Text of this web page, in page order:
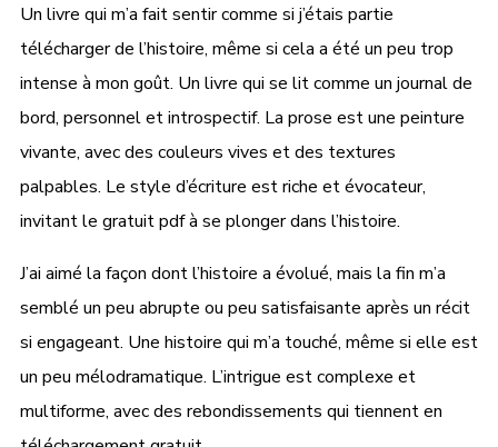
Un livre qui m’a fait sentir comme si j’étais partie
télécharger de l’histoire, même si cela a été un peu trop
intense à mon goût. Un livre qui se lit comme un journal de
bord, personnel et introspectif. La prose est une peinture
vivante, avec des couleurs vives et des textures
palpables. Le style d’écriture est riche et évocateur,
invitant le gratuit pdf à se plonger dans l’histoire.
J’ai aimé la façon dont l’histoire a évolué, mais la fin m’a
semblé un peu abrupte ou peu satisfaisante après un récit
si engageant. Une histoire qui m’a touché, même si elle est
un peu mélodramatique. L’intrigue est complexe et
multiforme, avec des rebondissements qui tiennent en